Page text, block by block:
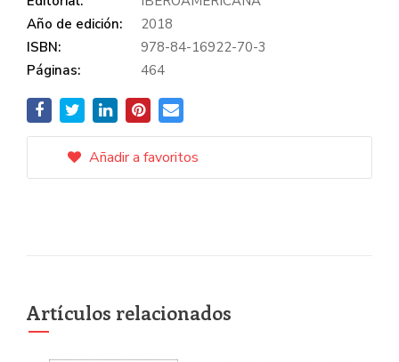
Año de edición:
2018
ISBN:
978-84-16922-70-3
Páginas:
464
Añadir a favoritos
Artículos relacionados